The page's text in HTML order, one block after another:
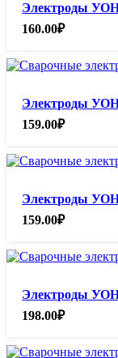
Электроды
160.00₽
Электроды
159.00₽
Электроды
159.00₽
Электроды
198.00₽